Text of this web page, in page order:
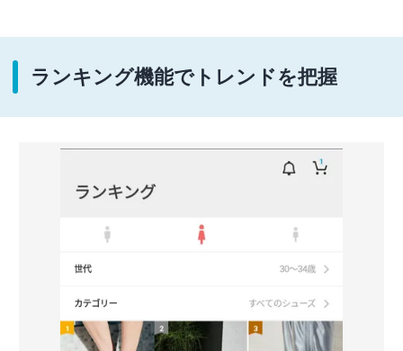
ランキング機能でトレンドを把握